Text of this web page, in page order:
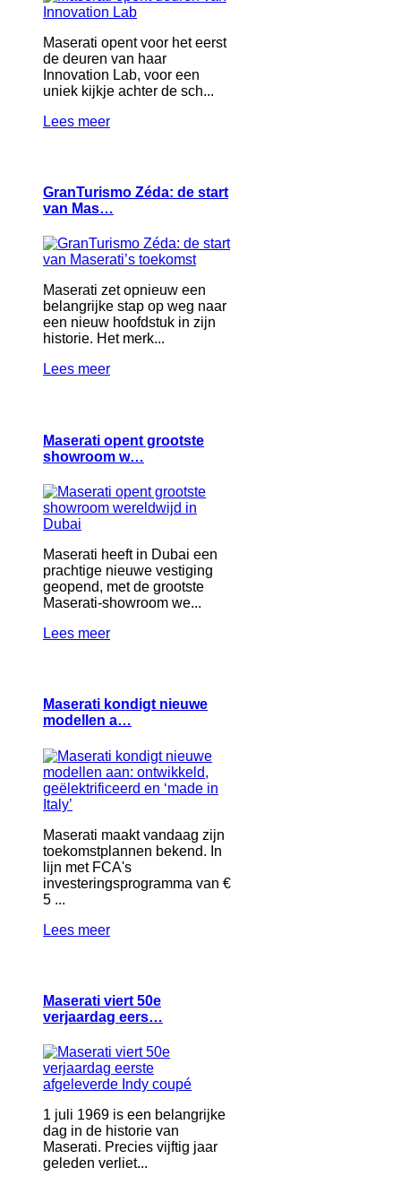
Maserati opent voor het eerst
de deuren van haar
Innovation Lab, voor een
uniek kijkje achter de sch...
Lees meer
GranTurismo Zéda: de start
van Mas…
Maserati zet opnieuw een
belangrijke stap op weg naar
een nieuw hoofdstuk in zijn
historie. Het merk...
Lees meer
Maserati opent grootste
showroom w…
Maserati heeft in Dubai een
prachtige nieuwe vestiging
geopend, met de grootste
Maserati-showroom we...
Lees meer
Maserati kondigt nieuwe
modellen a…
Maserati maakt vandaag zijn
toekomstplannen bekend. In
lijn met FCA's
investeringsprogramma van €
5 ...
Lees meer
Maserati viert 50e
verjaardag eers…
1 juli 1969 is een belangrijke
dag in de historie van
Maserati. Precies vijftig jaar
geleden verliet...